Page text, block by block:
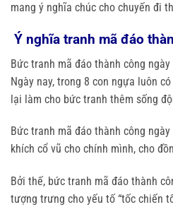
mang ý nghĩa chúc cho chuyến đi
Ý nghĩa tranh mã đáo
Bức tranh mã đáo thành công
Ngày nay, trong 8 con ngựa luôn
lại làm cho bức tranh thêm sống
Bức tranh mã đáo thành công
khích cổ vũ cho chính mình, cho
Bởi thế, bức tranh mã đáo thành
tượng trưng cho yếu tố “tốc chiến